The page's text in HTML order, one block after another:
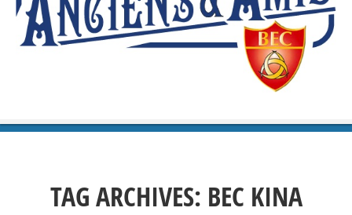
TAG ARCHIVES: BEC KINA